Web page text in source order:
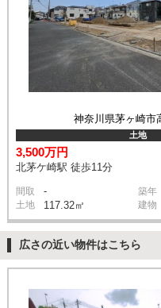
神奈川県茅ヶ崎市
土地
3,500万円
北茅ケ崎駅 徒歩11分
間取 - 築年
土地 117.32㎡ 建物
広さの近い物件はこちら